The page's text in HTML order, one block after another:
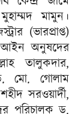
মামুন।
(ভারপ্রাপ্ত)
আইন অনুষদের
তালুকদার,
মো. গোলাম
সরওয়ার্দী,
পরিচালক ড.